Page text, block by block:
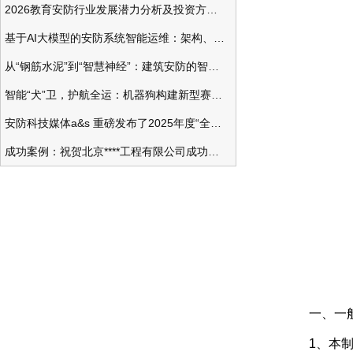
一、一
1、本制度